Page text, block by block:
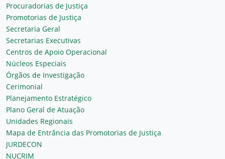
Procuradorias de Justiça
Promotorias de Justiça
Secretaria Geral
Secretarias Executivas
Centros de Apoio Operacional
Núcleos Especiais
Órgãos de Investigação
Cerimonial
Planejamento Estratégico
Plano Geral de Atuação
Unidades Regionais
Mapa de Entrância das Promotorias de Justiça
JURDECON
NUCRIM